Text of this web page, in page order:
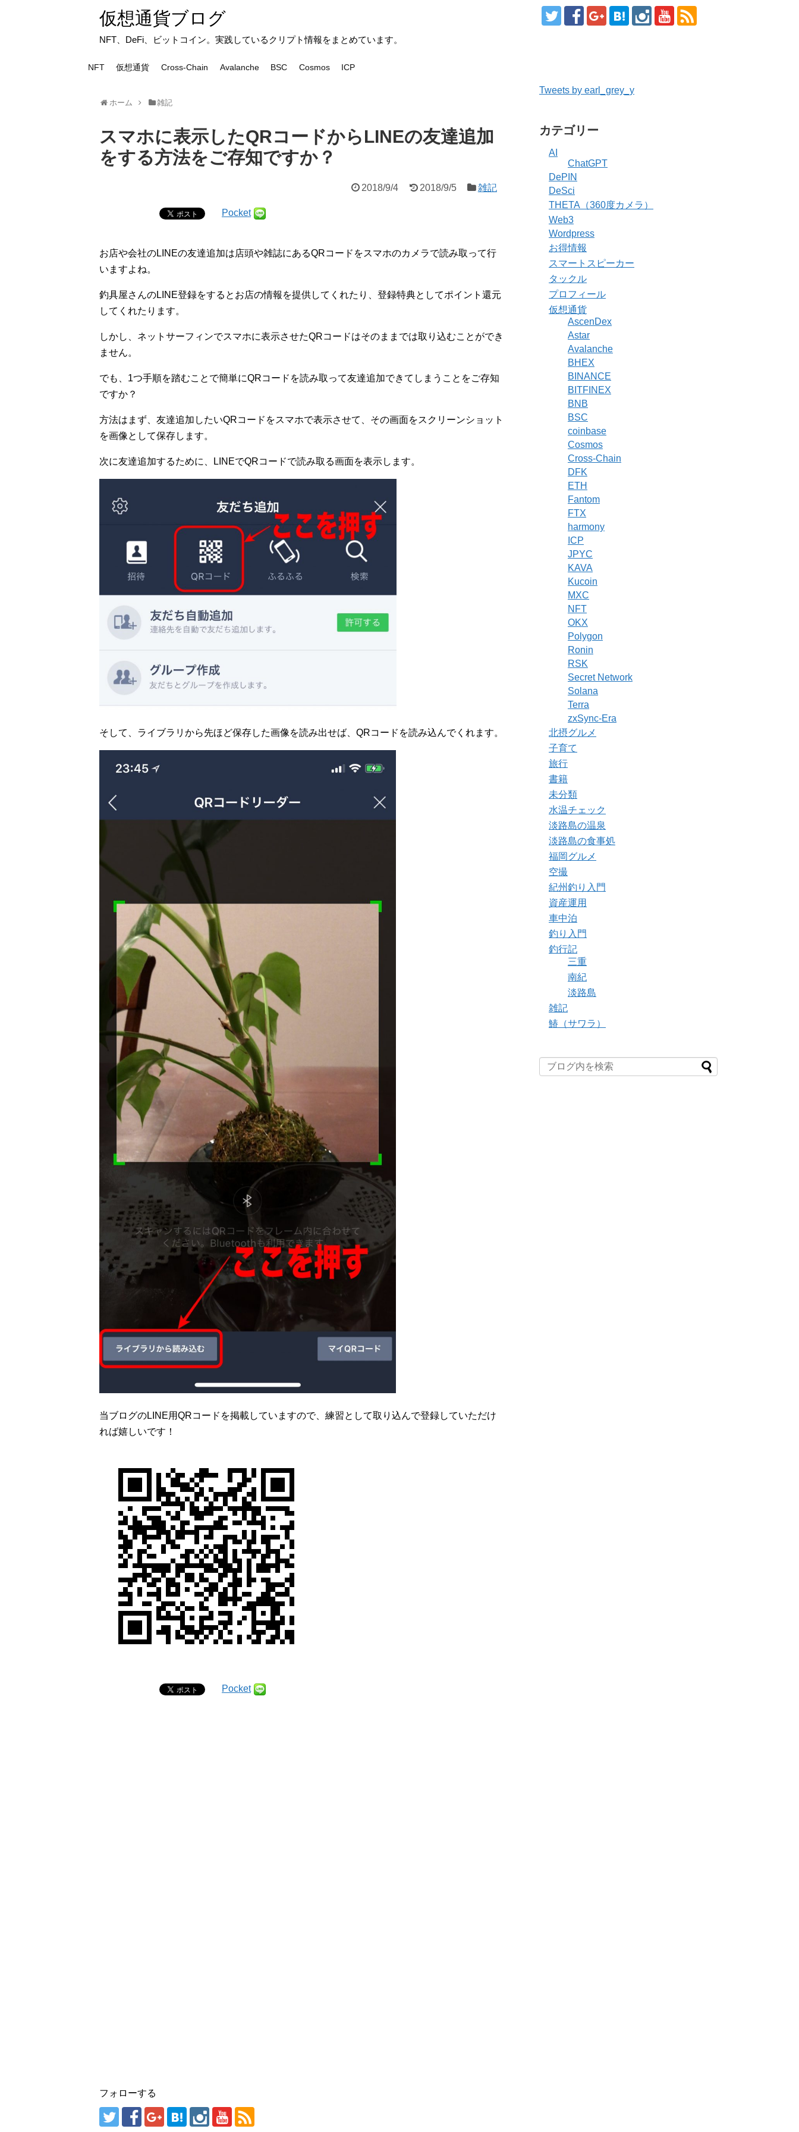
仮想通貨ブログ
NFT、DeFi、ビットコイン。実践しているクリプト情報をまとめています。
NFT 仮想通貨 Cross-Chain Avalanche BSC Cosmos ICP
ホーム 雑記
スマホに表示したQRコードからLINEの友達追加
をする方法をご存知ですか？
2018/9/4 2018/9/5 雑記
Pocket
お店や会社のLINEの友達追加は店頭や雑誌にあるQRコードをスマホのカメラで読み取って行
いますよね。
釣具屋さんのLINE登録をするとお店の情報を提供してくれたり、登録特典としてポイント還元
してくれたります。
しかし、ネットサーフィンでスマホに表示させたQRコードはそのままでは取り込むことができ
ません。
でも、1つ手順を踏むことで簡単にQRコードを読み取って友達追加できてしまうことをご存知
ですか？
方法はまず、友達追加したいQRコードをスマホで表示させて、その画面をスクリーンショット
を画像として保存します。
次に友達追加するために、LINEでQRコードで読み取る画面を表示します。
そして、ライブラリから先ほど保存した画像を読み出せば、QRコードを読み込んでくれます。
当ブログのLINE用QRコードを掲載していますので、練習として取り込んで登録していただけ
れば嬉しいです！
Pocket
フォローする
Tweets by earl_grey_y
カテゴリー
AI
ChatGPT
DePIN
DeSci
THETA（360度カメラ）
Web3
Wordpress
お得情報
スマートスピーカー
タックル
プロフィール
仮想通貨
AscenDex
Astar
Avalanche
BHEX
BINANCE
BITFINEX
BNB
BSC
coinbase
Cosmos
Cross-Chain
DFK
ETH
Fantom
FTX
harmony
ICP
JPYC
KAVA
Kucoin
MXC
NFT
OKX
Polygon
Ronin
RSK
Secret Network
Solana
Terra
zxSync-Era
北摂グルメ
子育て
旅行
書籍
未分類
水温チェック
淡路島の温泉
淡路島の食事処
福岡グルメ
空撮
紀州釣り入門
資産運用
車中泊
釣り入門
釣行記
三重
南紀
淡路島
雑記
鰆（サワラ）